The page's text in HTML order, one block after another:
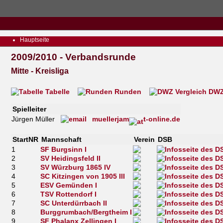
Hauptseite
2009/2010 - Verbandsrunde
Mitte - Kreisliga
Tabelle Runden
Spielleiter
Jürgen Müller
muellerjam t-online.de
StartNR Mannschaft Verein DSB
1
SF Burgsinn I
2
SV Heidingsfeld II
3
SV Würzburg 1865 IV
4
SC Kitzingen von 1905 III
5
ESV Gemünden I
6
TSV Rottendorf I
7
SC Unterdürrbach II
8
Burggrumbach/Bergtheim I
9
SF Phalanx Zellingen I